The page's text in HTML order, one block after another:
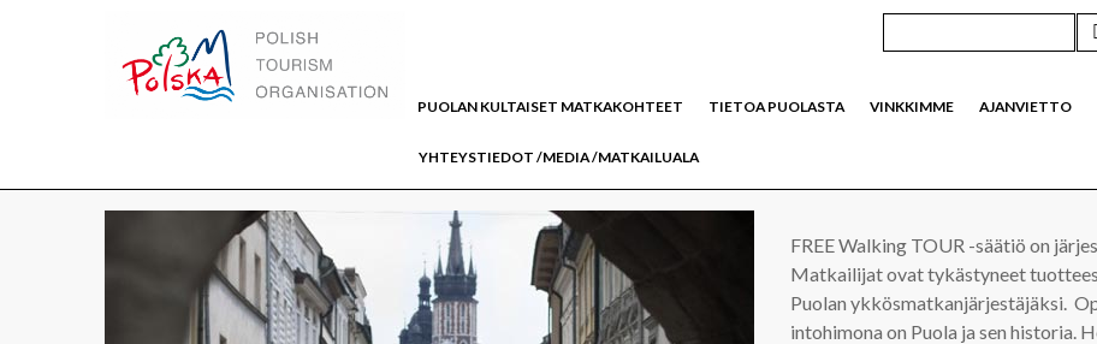
WWW.PUOLA.TRAVEL
PUOLAN KULTAISET MATKAKOHTEET TIETOA PUOLASTA VINKKIMME AJANVIETTO
YHTEYSTIEDOT /MEDIA /MATKAILUALA
FREE WALKING TOUR -SÄÄTIÖ
KATEGORIA:UUTISET
FREE Walking TOUR -säätiö on
Matkailijat ovat tykästyneet
Puolan ykkösmatkanjärjestäjäksi.
intohimona on Puola ja sen historia.